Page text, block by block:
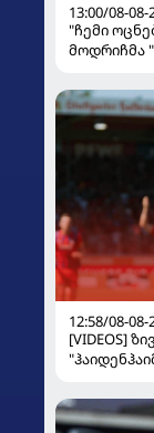
13:00/08-08-
"ჩემი
მოდრიჩმა
12:58/08-08-
[VIDEOS]